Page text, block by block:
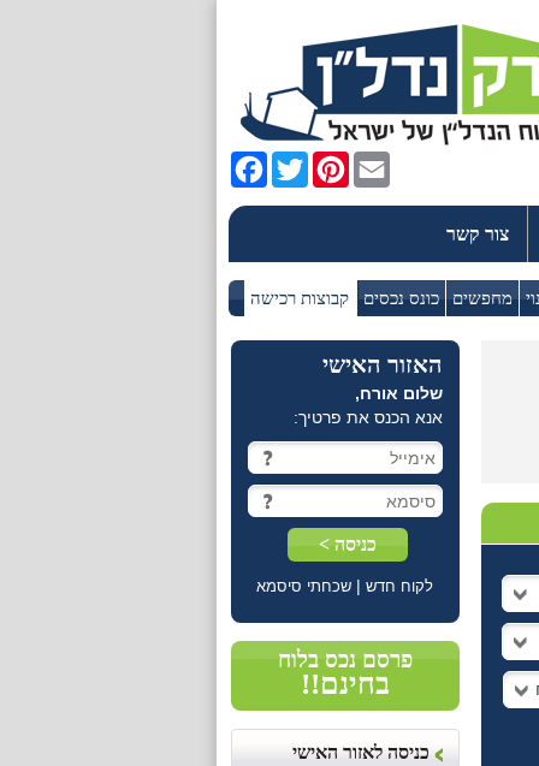
FacebookTwitterPinterestEmail
צור קשר
מחפשים כונס נכסים קבוצות רכישה
האזור האישי
שלום אורח,
אנא הכנס את פרטיך:
לקוח חדש | שכחתי סיסמא
פרסם נכס בלוח
בחינם!!
כניסה לאזור האישי